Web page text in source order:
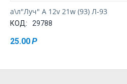
а\л"Луч" A 12v 21w (93) Л-93
КОД: 29788
25.00Р